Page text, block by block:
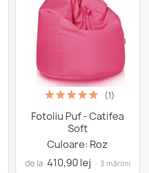
(1)
Fotoliu Puf - Catifea
Soft
Culoare: Roz
de la 410,90 lej · 3 mărimi